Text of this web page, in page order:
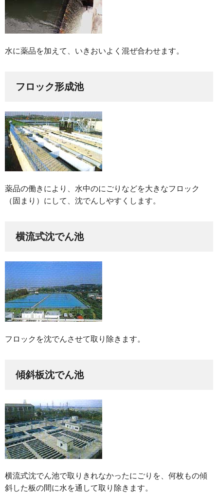
水に薬品を加えて、いきおいよく混ぜ合わせます。
フロック形成池
薬品の働きにより、水中のにごりなどを大きなフロック
（固まり）にして、沈でんしやすくします。
横流式沈でん池
フロックを沈でんさせて取り除きます。
傾斜板沈でん池
横流式沈でん池で取りきれなかったにごりを、何枚もの傾
斜した板の間に水を通して取り除きます。